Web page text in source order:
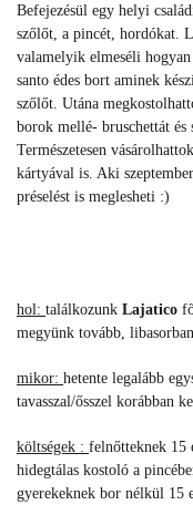
Befejezésül egy helyi
szőlőt, a pincét, hordókat.
valamelyik elmeséli
santo édes bort aminek
szőlőt. Utána
borok mellé- bruschettát és
Természetesen
kártyával is. Aki
préselést is meglesheti :)
hol: találkozunk Lajatico
megyünk tovább,
mikor: hetente legalább
tavasszal/ősszel korábban
költségek : felnőtteknek 15
hidegtálas kostoló a
gyerekeknek bor nélkül 15